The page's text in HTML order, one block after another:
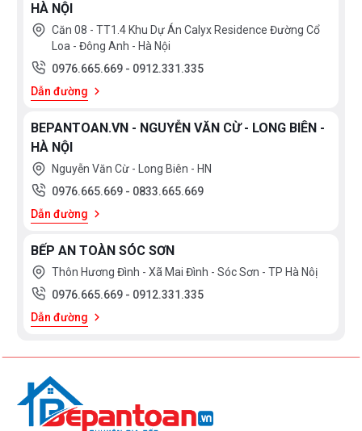
HÀ NỘI
Căn 08 - TT1.4 Khu Dự Án Calyx Residence Đường Cổ
Loa - Đông Anh - Hà Nội
0976.665.669 - 0912.331.335
Dẫn đường
BEPANTOAN.VN - NGUYỄN VĂN CỪ - LONG BIÊN -
HÀ NỘI
Nguyễn Văn Cừ - Long Biên - HN
0976.665.669 - 0833.665.669
Dẫn đường
BẾP AN TOÀN SÓC SƠN
Thôn Hương Đình - Xã Mai Đình - Sóc Sơn - TP Hà Nôị
0976.665.669 - 0912.331.335
Dẫn đường